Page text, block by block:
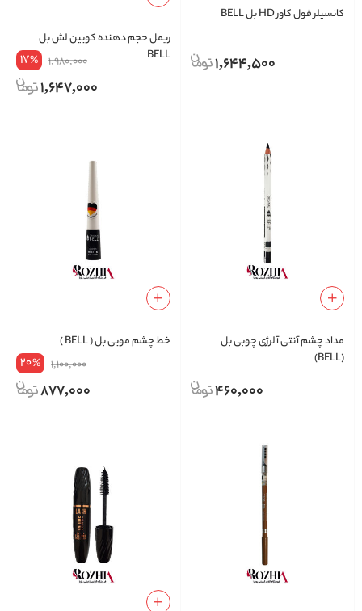
کانسیلر فول کاور HD بل BELL
1,644,500
ریمل حجم دهنده کویین لش بل
BELL
1,980,000
17%
1,647,000
مداد چشم آنتی آلرژی چوبی بل
(BELL)
460,000
خط چشم مویی بل ( BELL )
1,100,000
20%
877,000